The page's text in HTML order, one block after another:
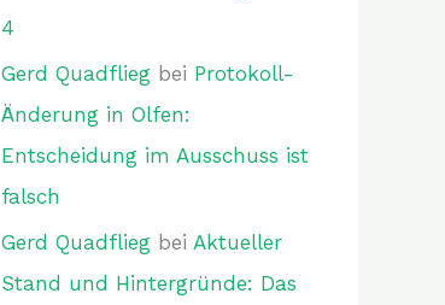
4
Gerd Quadflieg bei Protokoll-
Änderung in Olfen:
Entscheidung im Ausschuss ist
falsch
Gerd Quadflieg bei Aktueller
Stand und Hintergründe: Das